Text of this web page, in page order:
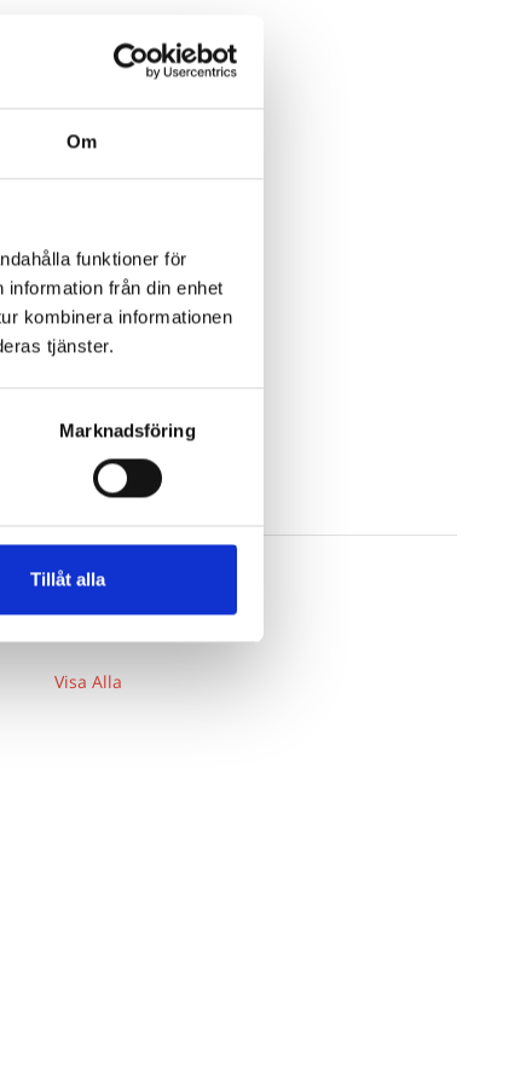
Om
funktioner för
från din enhet
kombinera informationen
tjänster.
Marknadsföring
Tillåt alla
Visa Alla